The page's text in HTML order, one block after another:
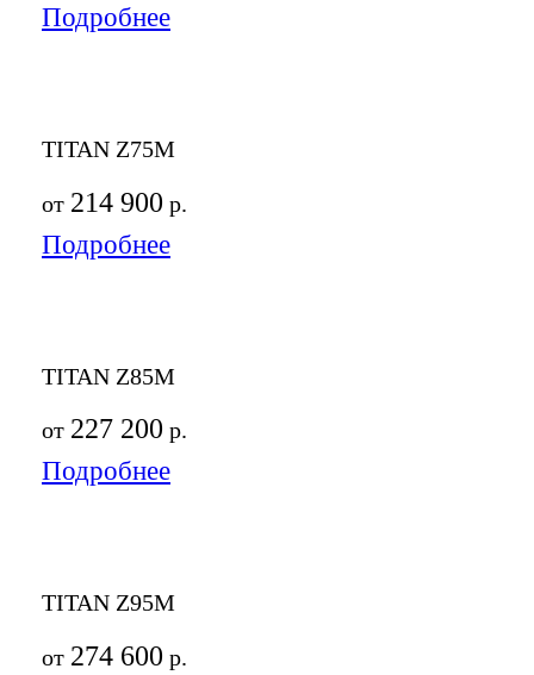
Подробнее
TITAN Z75M
от 214 900 р.
Подробнее
TITAN Z85M
от 227 200 р.
Подробнее
TITAN Z95M
от 274 600 р.